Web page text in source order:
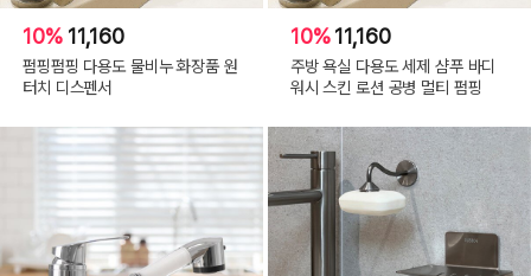
10% 11,160
펌핑펌핑 다용도 물비누 화장품 원
터치 디스펜서
10%11,160
주방 욕실 다용도 세제 샴푸 바디
워시 스킨 로션 공병 멀티 펌핑